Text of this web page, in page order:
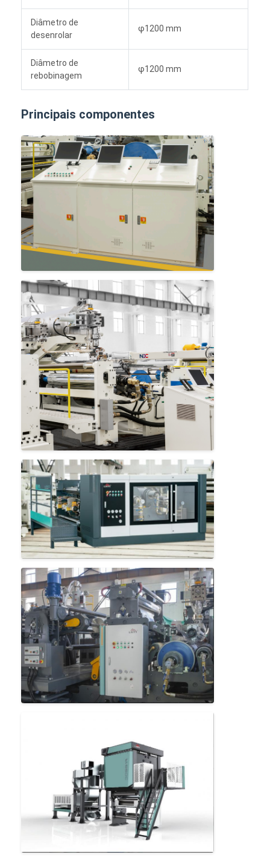
Casa
Produtos
Sobre nós
Excursão da fábrica
Controle da qualidade
Contacte-nos
Notícia
Máquina de revestimento da laminação da extrusão
Máquina de estratificação da extrusão
máquina de estratificação do filme
Máquina da laminação do revestimento
Máquina de revestimento da extrusão
máquina de revestimento de papel
O dobro tomou partido máquina de estratificação
Peças da máquina da laminação
Diâmetro de
desenrolar
φ1200 mm
Diâmetro de
rebobinagem
φ1200 mm
Principais componentes